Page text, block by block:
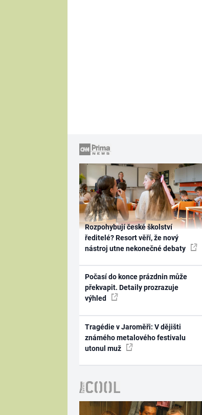
Rozpohybují české školství
ředitelé? Resort věří, že nový
nástroj utne nekonečné debaty
Počasí do konce prázdnin může
překvapit. Detaily prozrazuje
výhled
Tragédie v Jaroměři: V dějišti
známého metalového festivalu
utonul muž